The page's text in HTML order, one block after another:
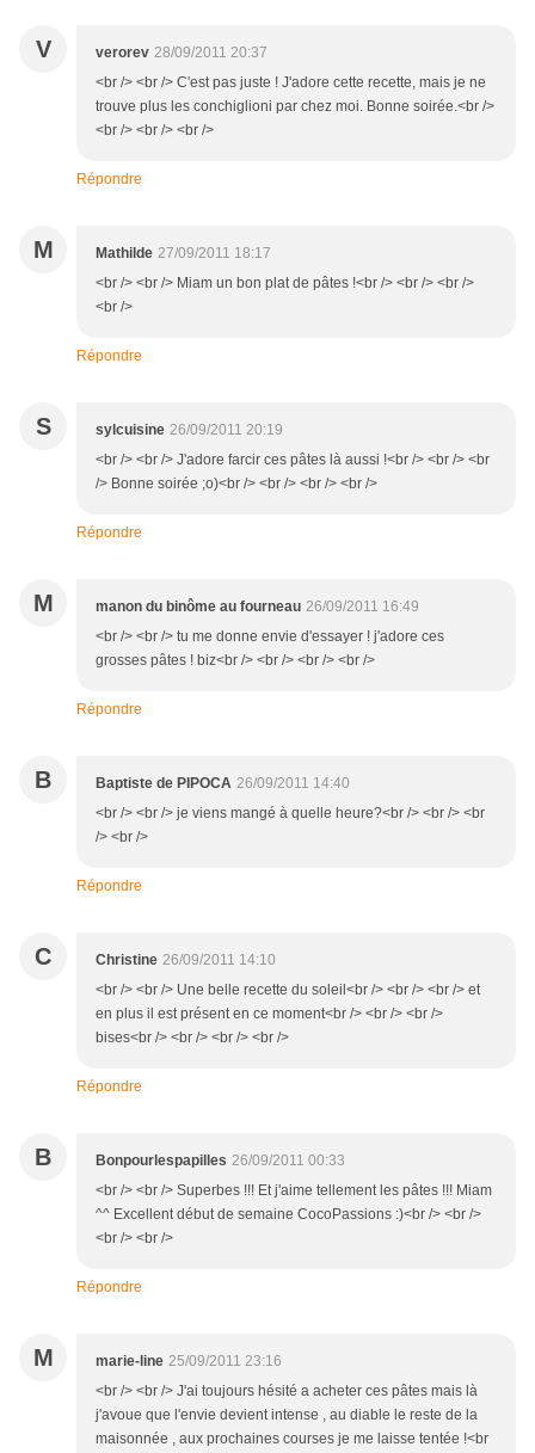
V verorev 28/09/2011 20:37
<br /> <br /> C'est pas juste ! J'adore cette recette, mais je ne
trouve plus les conchiglioni par chez moi. Bonne soirée.<br />
<br /> <br /> <br />
Répondre
M Mathilde 27/09/2011 18:17
<br /> <br /> Miam un bon plat de pâtes !<br /> <br /> <br />
<br />
Répondre
S sylcuisine 26/09/2011 20:19
<br /> <br /> J'adore farcir ces pâtes là aussi !<br /> <br /> <br
/> Bonne soirée ;o)<br /> <br /> <br /> <br />
Répondre
M manon du binôme au fourneau 26/09/2011 16:49
<br /> <br /> tu me donne envie d'essayer ! j'adore ces
grosses pâtes ! biz<br /> <br /> <br /> <br />
Répondre
B Baptiste de PIPOCA 26/09/2011 14:40
<br /> <br /> je viens mangé à quelle heure?<br /> <br /> <br
/> <br />
Répondre
C Christine 26/09/2011 14:10
<br /> <br /> Une belle recette du soleil<br /> <br /> <br /> et
en plus il est présent en ce moment<br /> <br /> <br />
bises<br /> <br /> <br /> <br />
Répondre
B Bonpourlespapilles 26/09/2011 00:33
<br /> <br /> Superbes !!! Et j'aime tellement les pâtes !!! Miam
^^ Excellent début de semaine CocoPassions :)<br /> <br />
<br /> <br />
Répondre
M marie-line 25/09/2011 23:16
<br /> <br /> J'ai toujours hésité a acheter ces pâtes mais là
j'avoue que l'envie devient intense , au diable le reste de la
maisonnée , aux prochaines courses je me laisse tentée !<br